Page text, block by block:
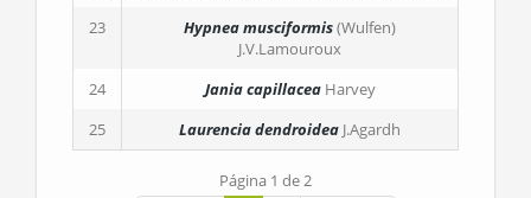
23
Hypnea musciformis(Wulfen)
J.V.Lamouroux
24
Jania capillacea Harvey
25
Laurencia dendroidea J.Agardh
Página 1 de 2